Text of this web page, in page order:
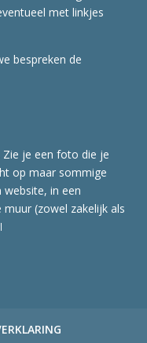
met linkjes
bespreken de
Zie je een foto die je
op maar sommige
in een
(zowel zakelijk als